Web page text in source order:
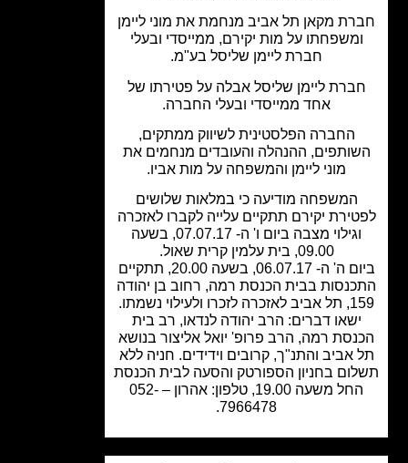
מקאן תל אביב מנחמת את מוני ליימן
על מות יקירם, ממייסדי ובעלי
חברת ליימן שליסל בע"מ.
ליימן שליסל אבלה על פטירתו של
אחד ממייסדי ובעלי החברה.
החברה הפלסטינית לשיווק ממתקים,
ההנהלה והעובדים מנחמים את
מוני ליימן והמשפחה על מות אביו.
המשפחה מודיעה כי במלאות שלושים
יקירם תתקיים עלייה לקברו לאזכרה
וגילוי מצבה ביום ו' ה- 07.07.17, בשעה
ביום ה' ה- 06.07.17, בשעה 20.00, תתקיים
בבית הכנסת רמה, רחוב בן יהודה
159, תל אביב לאזכרה לזכרו ולעילוי נשמתו.
ישאו דברים: הרב יהודה לנדאו, רב בית
רמה, הרב פרופ' יואל אליצור בנושא
אביב והתנ"ך, קרובים וידידים. חניה ללא
בחניון הספורטק והסעה לבית הכנסת
החל משעה 19.00, טלפון: אהרון – 052-
7966478.